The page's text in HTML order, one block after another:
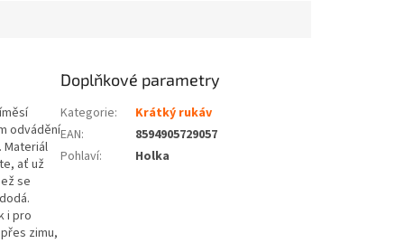
odvádění
Materiál
ať už
se
i pro
zimu,
Doplňkové parametry
Kategorie:
Krátký rukáv
EAN:
8594905729057
Pohlaví: Holka